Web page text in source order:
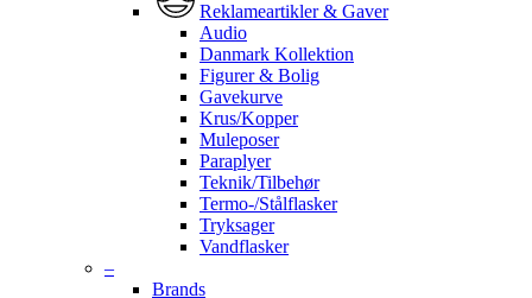
Reklameartikler & Gaver
Audio
Danmark Kollektion
Figurer & Bolig
Gavekurve
Krus/Kopper
Muleposer
Paraplyer
Teknik/Tilbehør
Termo-/Stålflasker
Tryksager
Vandflasker
–
Brands